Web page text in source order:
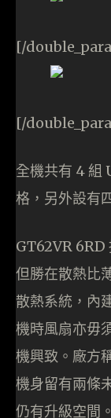
[/
[/
全機共有 4 組
格，另外設有
GT62VR 6RD
但勝在散熱比
散熱系統，內
機時風扇亦毋
機興致。廠方
機身留有兩條
仍有升級空間。